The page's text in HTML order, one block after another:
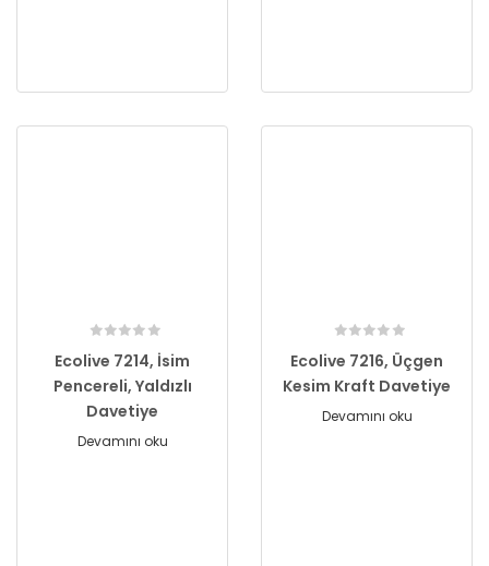
Ecolive 7214, İsim
Pencereli, Yaldızlı
Davetiye
Devamını oku
Ecolive 7216, Üçgen
Kesim Kraft Davetiye
Devamını oku